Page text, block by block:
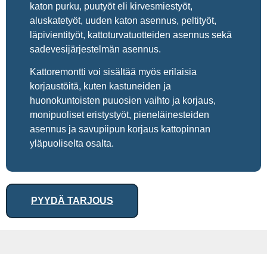
katon purku, puutyöt eli kirvesmiestyöt,
aluskatetyöt, uuden katon asennus, peltityöt,
läpivientityöt, kattoturvatuotteiden asennus sekä
sadevesijärjestelmän asennus.
Kattoremontti voi sisältää myös erilaisia
korjaustöitä, kuten kastuneiden ja
huonokuntoisten puuosien vaihto ja korjaus,
monipuoliset eristystyöt, pieneläinesteiden
asennus ja savupiipun korjaus kattopinnan
yläpuoliselta osalta.
PYYDÄ TARJOUS